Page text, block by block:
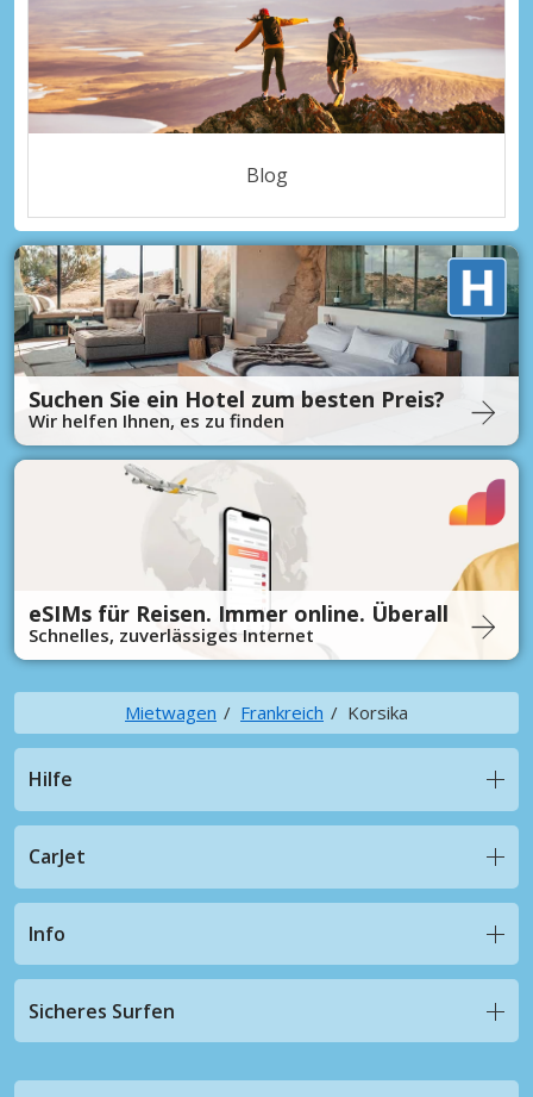
Blog
Suchen Sie ein Hotel zum besten Preis?
Wir helfen Ihnen, es zu finden
eSIMs für Reisen. Immer online. Überall
Schnelles, zuverlässiges Internet
Mietwagen Frankreich Korsika
Hilfe
CarJet
Info
Sicheres Surfen